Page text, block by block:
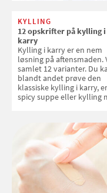
KYLLING
12 opskrifter på kylling i
karry
Kylling i karry er en nem
løsning på aftensmaden.
samlet 12 varianter. Du
blandt andet prøve den
klassiske kylling i karry,
spicy suppe eller kylling